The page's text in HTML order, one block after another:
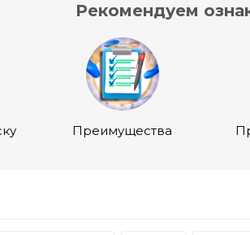
Рекомендуем
Преимущества